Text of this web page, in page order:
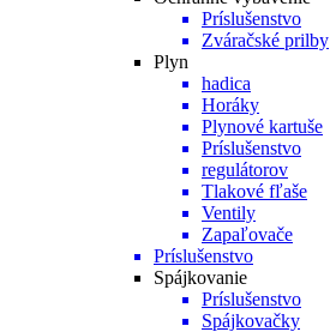
Príslušenstvo
Zváračské prilby
Plyn
hadica
Horáky
Plynové kartuše
Príslušenstvo
regulátorov
Tlakové fľaše
Ventily
Zapaľovače
Príslušenstvo
Spájkovanie
Príslušenstvo
Spájkovačky